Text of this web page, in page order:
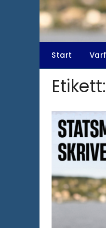
Start
Etikett: